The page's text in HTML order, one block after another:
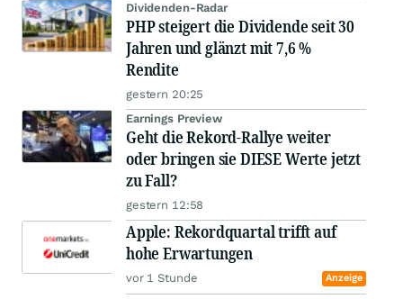
Dividenden-Radar
PHP steigert die Dividende seit 30
Jahren und glänzt mit 7,6 %
Rendite
gestern 20:25
Earnings Preview
Geht die Rekord-Rallye weiter
oder bringen sie DIESE Werte jetzt
zu Fall?
gestern 12:58
Apple: Rekordquartal trifft auf
hohe Erwartungen
vor 1 Stunde Anzeige